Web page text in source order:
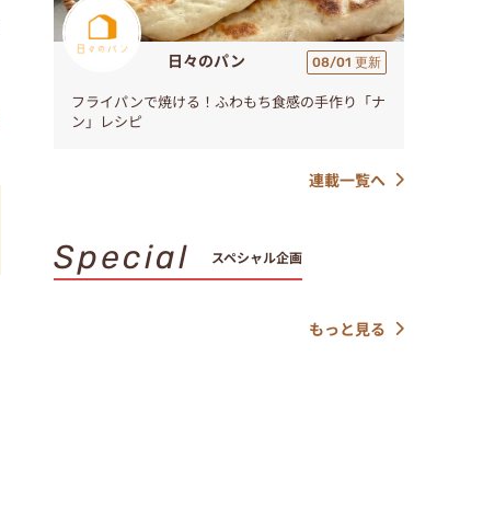
日々のパン 08/01 更新
フライパンで焼ける！ふわもち食感の手作り「ナ
ン」レシピ
連載一覧へ
Special スペシャル企画
もっと見る